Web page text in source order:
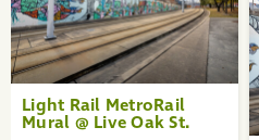
Light Rail MetroRail
Mural @ Live Oak St.